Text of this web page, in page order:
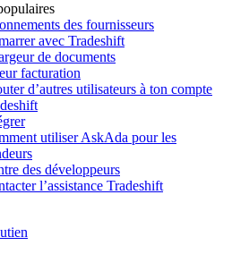
des fournisseurs
avec Tradeshift
de documents
facturation
d’autres utilisateurs à ton compte
utiliser AskAda pour les
des développeurs
l’assistance Tradeshift